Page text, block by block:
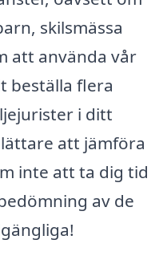
skilsmässa
att använda vår
beställa flera
i ditt
att jämföra
inte att ta dig tid
av de